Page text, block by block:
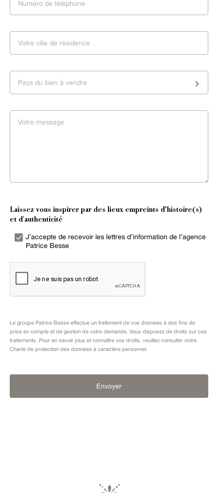
Pays du bien à vendre
Laissez vous inspirer par des lieux empreints d’histoire(s)
et d'authenticité
J’accepte de recevoir les lettres d’information de l’agence
Patrice Besse
Le groupe Patrice Besse effectue un traitement de vos données à des fins de
prise en compte et de gestion de votre demande. Vous disposez de droits sur ces
traitements. Pour en savoir plus et connaître vos droits, veuillez consulter notre
Charte de protection des données à caractère personnel .
Envoyer